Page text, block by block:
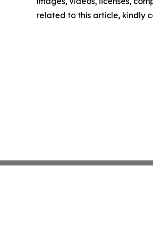
related to this article, kindly